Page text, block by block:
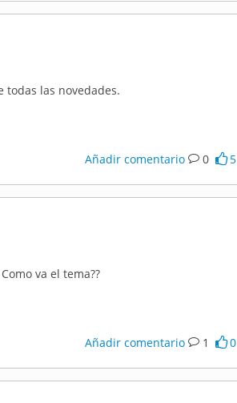
todas las novedades.
Añadir comentario 0 5
va el tema??
Añadir comentario 1 0